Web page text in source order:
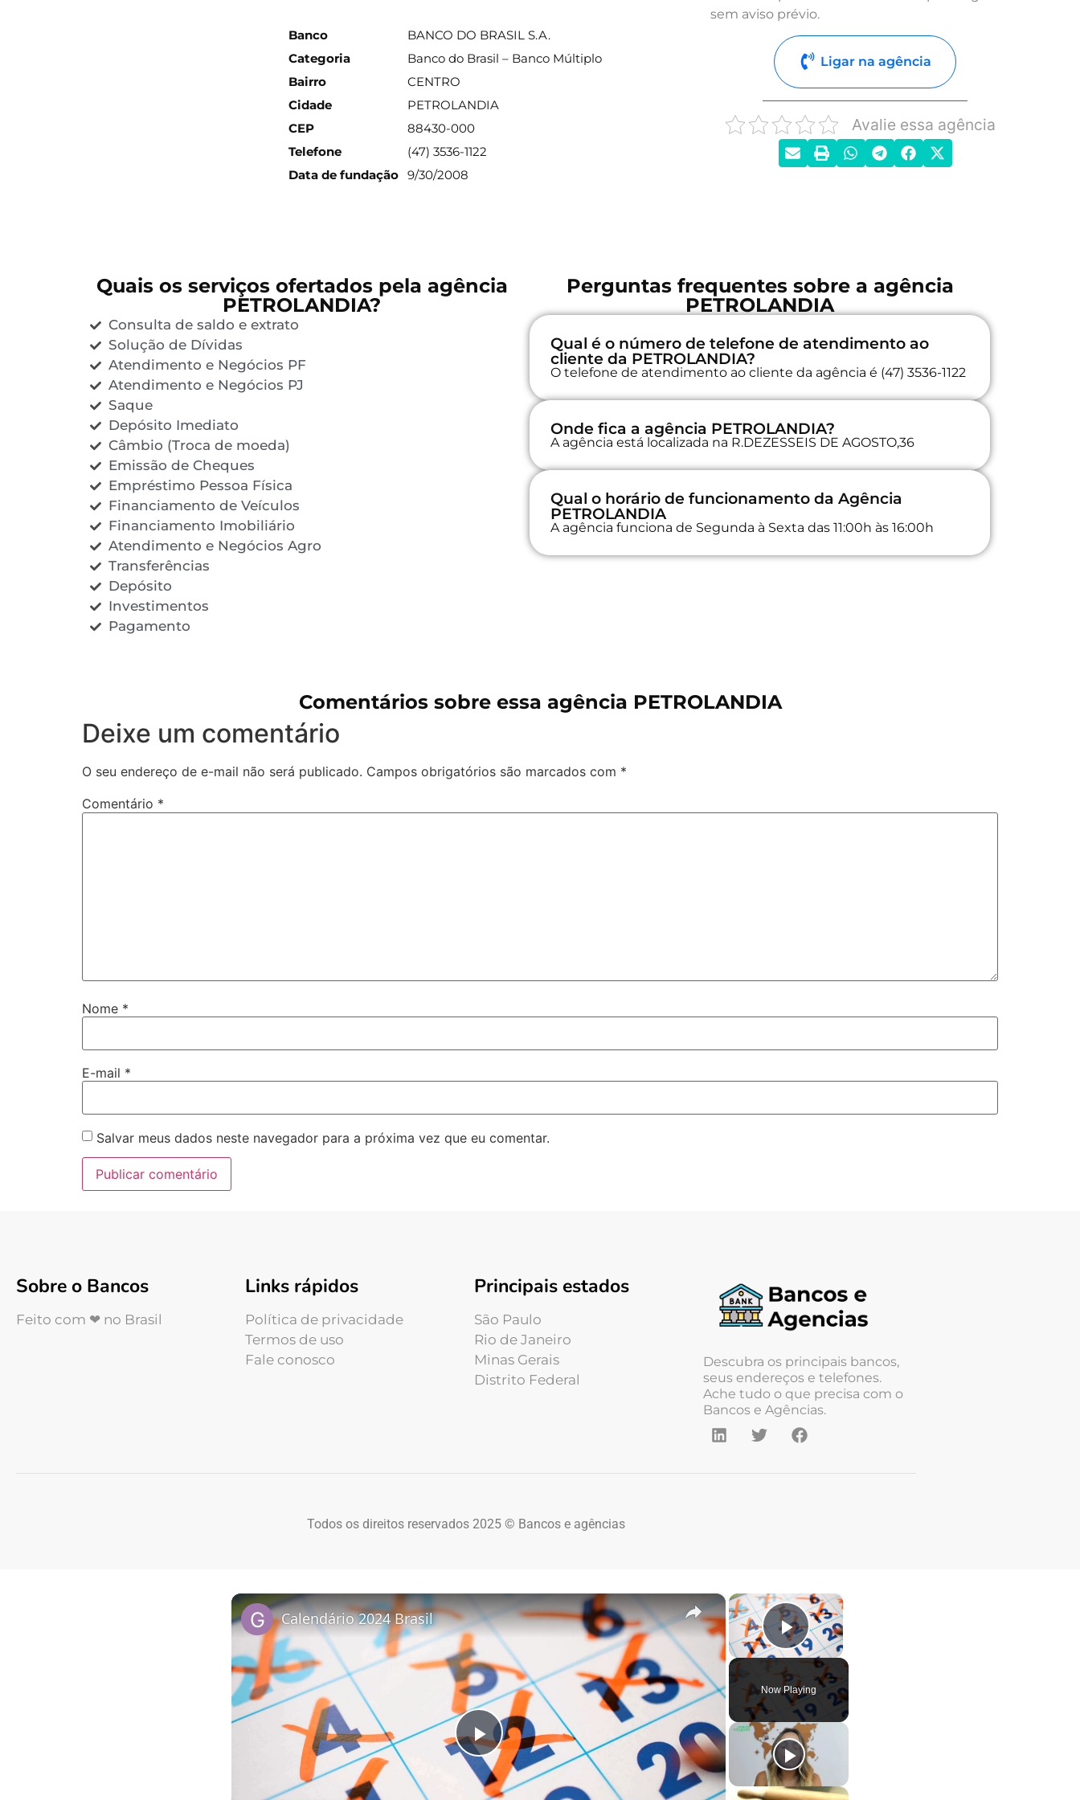
Banco
BANCO DO BRASIL S.A.
Categoria
Banco do Brasil – Banco Múltiplo
Bairro
CENTRO
Cidade
PETROLANDIA
CEP
88430-000
Telefone
(47) 3536-1122
Data de fundação 9/30/2008
sem aviso prévio.
Ligar na agência
Avalie essa agência
Quais os serviços ofertados pela agência
PETROLANDIA?
Consulta de saldo e extrato
Solução de Dívidas
Atendimento e Negócios PF
Atendimento e Negócios PJ
Saque
Depósito Imediato
Câmbio (Troca de moeda)
Emissão de Cheques
Empréstimo Pessoa Física
Financiamento de Veículos
Financiamento Imobiliário
Atendimento e Negócios Agro
Transferências
Depósito
Investimentos
Pagamento
Perguntas frequentes sobre a agência
PETROLANDIA
Qual é o número de telefone de atendimento ao
cliente da PETROLANDIA?
O telefone de atendimento ao cliente da agência é (47) 3536-1122
Onde fica a agência PETROLANDIA?
A agência está localizada na R.DEZESSEIS DE AGOSTO,36
Qual o horário de funcionamento da Agência
PETROLANDIA
A agência funciona de Segunda à Sexta das 11:00h às 16:00h
Comentários sobre essa agência PETROLANDIA
Deixe um comentário
O seu endereço de e-mail não será publicado. Campos obrigatórios são marcados com *
Comentário *
Nome *
E-mail *
Salvar meus dados neste navegador para a próxima vez que eu comentar.
Sobre o Bancos
Feito com ❤ no Brasil
Links rápidos
Política de privacidade
Termos de uso
Fale conosco
Principais estados
São Paulo
Rio de Janeiro
Minas Gerais
Distrito Federal
Descubra os principais bancos,
seus endereços e telefones.
Ache tudo o que precisa com o
Bancos e Agências.
Todos os direitos reservados 2025 © Bancos e agências
×
Play Video
Now Playing
×
Play Video
Calendário 2024 Brasil